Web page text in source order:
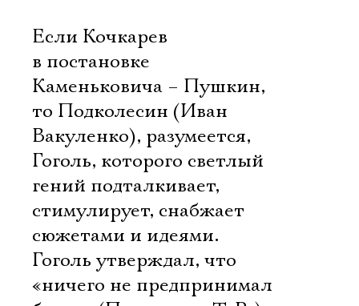
Если Кочкарев
в постановке
Каменьковича – Пушкин,
то Подколесин (Иван
Вакуленко), разумеется,
Гоголь, которого светлый
гений подталкивает,
стимулирует, снабжает
сюжетами и идеями.
Гоголь утверждал, что
«ничего не предпринимал